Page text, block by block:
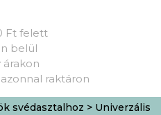
Ft felett
belül
árakon
raktáron
svédasztalhoz > Univerzális